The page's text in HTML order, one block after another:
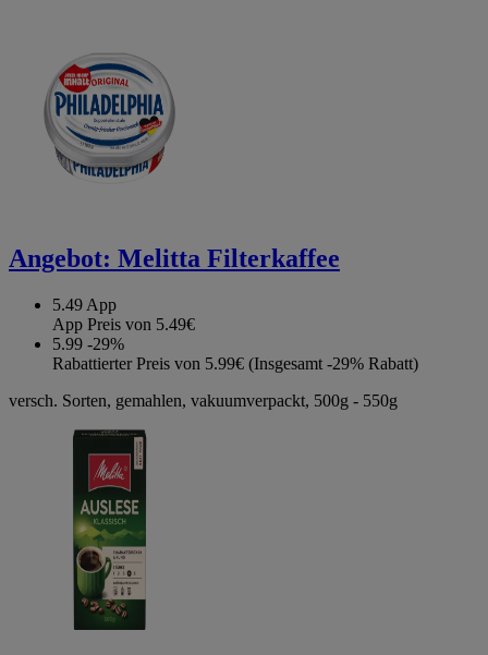
Angebot: Melitta Filterkaffee
5.49 App
App Preis von 5.49€
5.99 -29%
Rabattierter Preis von 5.99€ (Insgesamt -29% Rabatt)
versch. Sorten, gemahlen, vakuumverpackt, 500g - 550g